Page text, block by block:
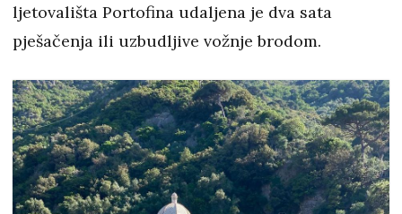
ljetovališta Portofina udaljena je dva sata
pješačenja ili uzbudljive vožnje brodom.